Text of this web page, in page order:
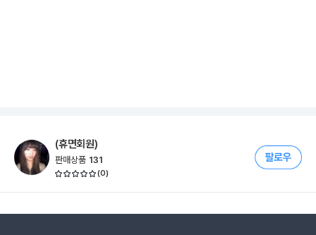
(휴면회원)
판매상품 131
(0)